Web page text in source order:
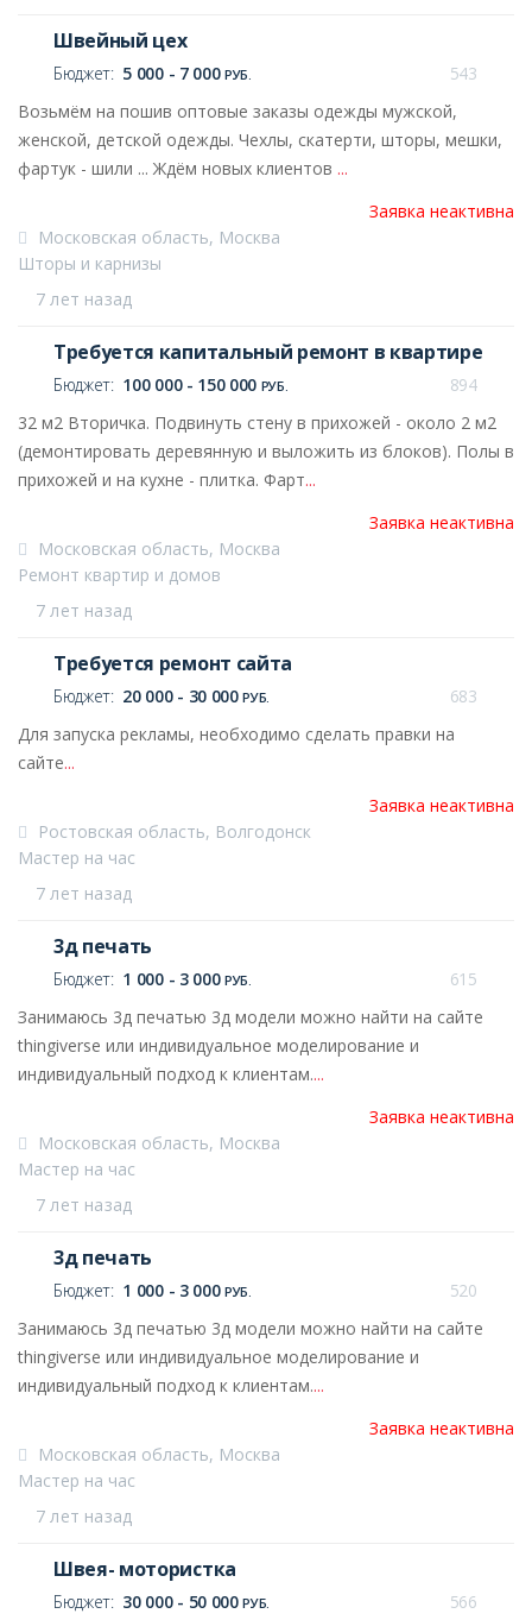
Швейный цех
Бюджет: 5 000 - 7 000 РУБ.
543
Возьмём на пошив оптовые заказы одежды мужской,
женской, детской одежды. Чехлы, скатерти, шторы, мешки,
фартук - шили ... Ждём новых клиентов ...
Заявка неактивна
7 лет назад
Московская область, Москва
Шторы и карнизы
Требуется капитальный ремонт в квартире
Бюджет: 100 000 - 150 000 РУБ.
894
32 м2 Вторичка. Подвинуть стену в прихожей - около 2 м2
(демонтировать деревянную и выложить из блоков). Полы в
прихожей и на кухне - плитка. Фарт...
Заявка неактивна
7 лет назад
Московская область, Москва
Ремонт квартир и домов
Требуется ремонт сайта
Бюджет: 20 000 - 30 000РУБ.
683
Для запуска рекламы, необходимо сделать правки на
сайте...
Заявка неактивна
7 лет назад
Ростовская область, Волгодонск
Мастер на час
3д печать
Бюджет: 1 000 - 3 000 РУБ.
615
Занимаюсь 3д печатью 3д модели можно найти на сайте
thingiverse или индивидуальное моделирование и
индивидуальный подход к клиентам....
Заявка неактивна
7 лет назад
Московская область, Москва
Мастер на час
3д печать
Бюджет: 1 000 - 3 000 РУБ.
520
Занимаюсь 3д печатью 3д модели можно найти на сайте
thingiverse или индивидуальное моделирование и
индивидуальный подход к клиентам....
Заявка неактивна
7 лет назад
Московская область, Москва
Мастер на час
Швея- мотористка
Бюджет: 30 000 - 50 000РУБ. 566